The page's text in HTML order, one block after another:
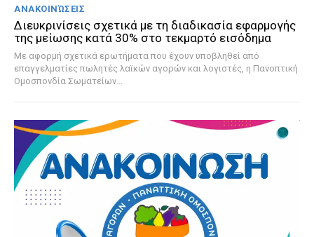
ΑΝΑΚΟΙΝΏΣΕΙΣ
Διευκρινίσεις σχετικά με τη διαδικασία εφαρμογής
της μείωσης κατά 30% στο τεκμαρτό εισόδημα
Με αφορμή σχετικά ερωτήματα που έχουν υποβληθεί από
επαγγελματίες πωλητές λαϊκών αγορών και λογιστές, η Πανοπτική
Ομοσπονδία Σωματείων...